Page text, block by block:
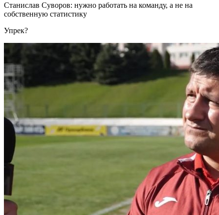
Станислав Суворов: нужно работать на команду, а не на
собственную статистику
Упрек?